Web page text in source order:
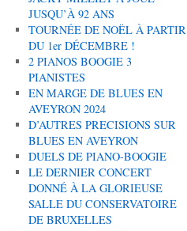
JUSQU’À 92 ANS
TOURNÉE DE NOËL À PARTIR
DU 1er DÉCEMBRE !
2 PIANOS BOOGIE 3
PIANISTES
EN MARGE DE BLUES EN
AVEYRON 2024
D’AUTRES PRECISIONS SUR
BLUES EN AVEYRON
DUELS DE PIANO-BOOGIE
LE DERNIER CONCERT
DONNÉ À LA GLORIEUSE
SALLE DU CONSERVATOIRE
DE BRUXELLES